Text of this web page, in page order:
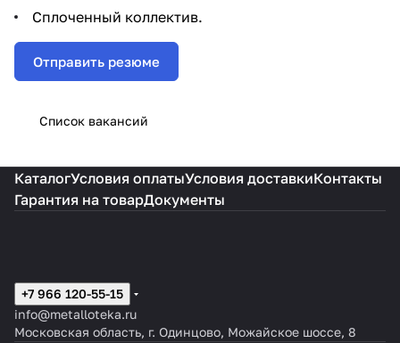
Сплоченный коллектив.
Отправить резюме
Список вакансий
КаталогУсловия оплатыУсловия доставкиКонтакты
Гарантия на товарДокументы
+7 966 120-55-15
info@metalloteka.ru
Московская область, г. Одинцово, Можайское шоссе, 8